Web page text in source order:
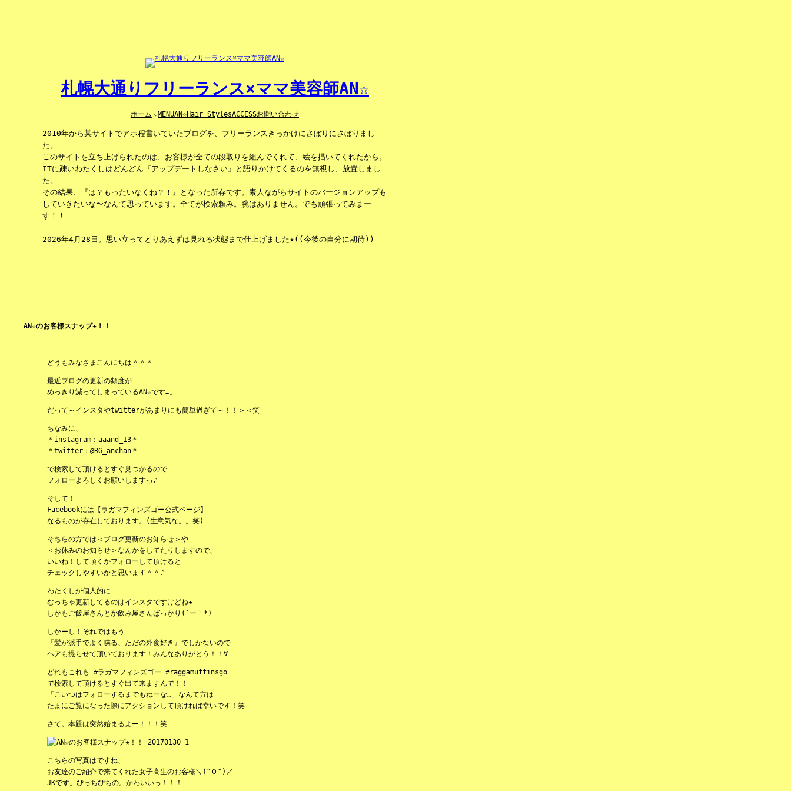
札幌大通りフリーランス×ママ美容師AN☆
ホーム MENUAN☆Hair StylesACCESSお問い合わせ
2010年から某サイトでアホ程書いていたブログを、フリーランスきっかけにさぼりにさぼりまし
た。
このサイトを立ち上げられたのは、お客様が全ての段取りを組んでくれて、絵を描いてくれたから。
ITに疎いわたくしはどんどん『アップデートしなさい』と語りかけてくるのを無視し、放置しまし
た。
その結果、『は？もったいなくね？！』となった所存です。素人ながらサイトのバージョンアップも
していきたいな〜なんて思っています。全てが検索頼み。腕はありません。でも頑張ってみまー
す！！
2026年4月28日。思い立ってとりあえずは見れる状態まで仕上げました★((今後の自分に期待))
AN☆のお客様スナップ★！！
どうもみなさまこんにちは＾＾＊
最近ブログの更新の頻度が
めっきり減ってしまっているAN☆です…。
だって～インスタやtwitterがあまりにも簡単過ぎて～！！＞＜笑
ちなみに、
＊instagram：aaand_13＊
＊twitter：@RG_anchan＊
で検索して頂けるとすぐ見つかるので
フォローよろしくお願いしますっ♪
そして！
Facebookには【ラガマフィンズゴー公式ページ】
なるものが存在しております。(生意気な。。笑)
そちらの方では＜ブログ更新のお知らせ＞や
＜お休みのお知らせ＞なんかをしてたりしますので、
いいね！して頂くかフォローして頂けると
チェックしやすいかと思います＾＾♪
わたくしが個人的に
むっちゃ更新してるのはインスタですけどね★
しかもご飯屋さんとか飲み屋さんばっかり(´ー｀*)
しかーし！それではもう
『髪が派手でよく喋る、ただの外食好き』でしかないので
ヘアも撮らせて頂いております！みんなありがとう！！∀
どれもこれも #ラガマフィンズゴー #raggamuffinsgo
で検索して頂けるとすぐ出て来ますんで！！
「こいつはフォローするまでもねーな…」なんて方は
たまにご覧になった際にアクションして頂ければ幸いです！笑
さて。本題は突然始まるよー！！！笑
こちらの写真はですね、
お友達のご紹介で来てくれた女子高生のお客様＼(^０^)／
JKです。ぴっちぴちの。かわいいっ！！！